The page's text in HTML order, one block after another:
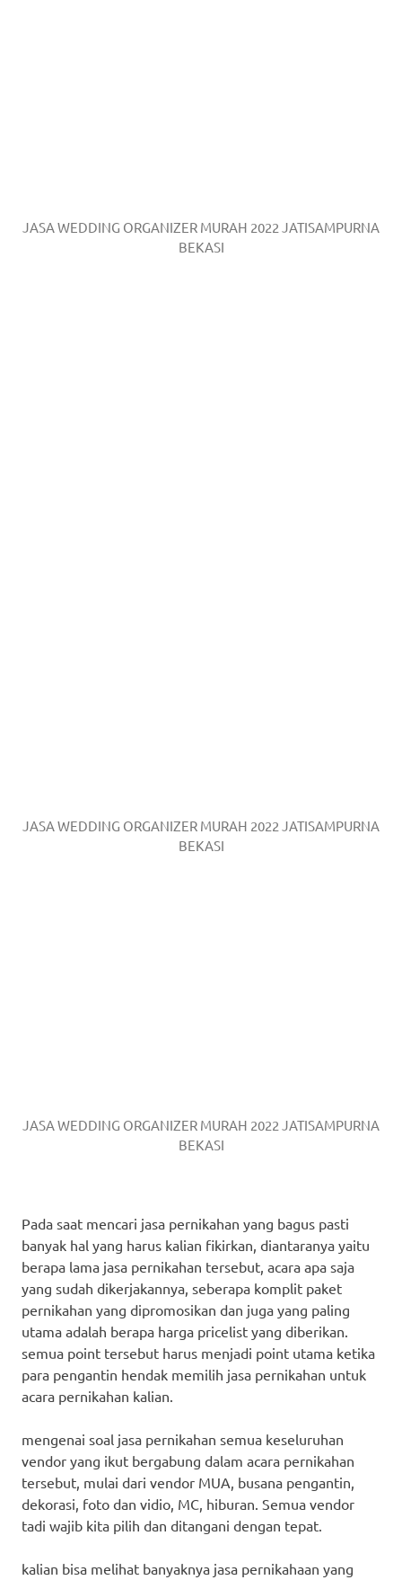
JASA WEDDING ORGANIZER MURAH 2022 JATISAMPURNA
BEKASI
JASA WEDDING ORGANIZER MURAH 2022 JATISAMPURNA
BEKASI
JASA WEDDING ORGANIZER MURAH 2022 JATISAMPURNA
BEKASI
Pada saat mencari jasa pernikahan yang bagus pasti
banyak hal yang harus kalian fikirkan, diantaranya yaitu
berapa lama jasa pernikahan tersebut, acara apa saja
yang sudah dikerjakannya, seberapa komplit paket
pernikahan yang dipromosikan dan juga yang paling
utama adalah berapa harga pricelist yang diberikan.
semua point tersebut harus menjadi point utama ketika
para pengantin hendak memilih jasa pernikahan untuk
acara pernikahan kalian.
mengenai soal jasa pernikahan semua keseluruhan
vendor yang ikut bergabung dalam acara pernikahan
tersebut, mulai dari vendor MUA, busana pengantin,
dekorasi, foto dan vidio, MC, hiburan. Semua vendor
tadi wajib kita pilih dan ditangani dengan tepat.
kalian bisa melihat banyaknya jasa pernikahaan yang